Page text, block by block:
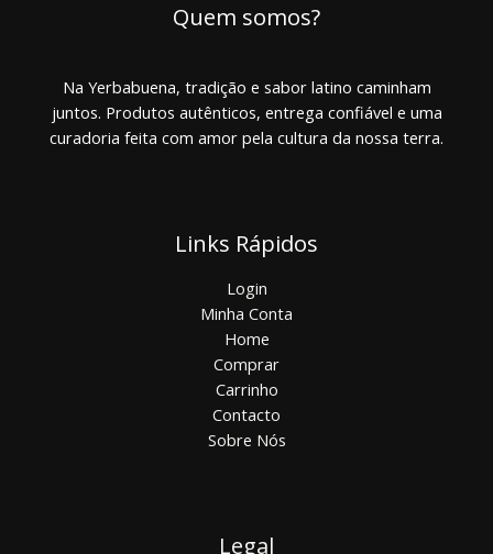
Quem somos?
Na Yerbabuena, tradição e sabor latino caminham
juntos. Produtos autênticos, entrega confiável e uma
curadoria feita com amor pela cultura da nossa terra.
Links Rápidos
Login
Minha Conta
Home
Comprar
Carrinho
Contacto
Sobre Nós
Legal